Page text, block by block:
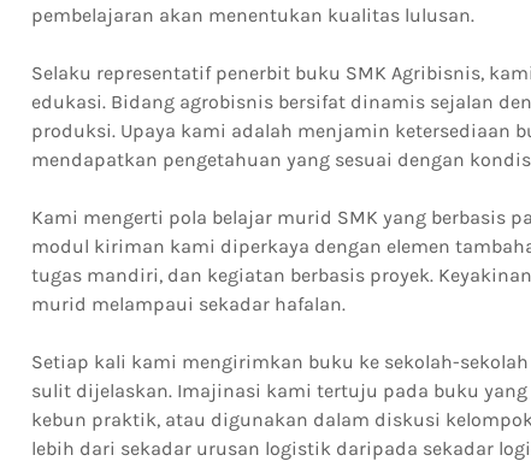
pembelajaran akan menentukan kualitas lulusan.
Selaku representatif penerbit buku SMK Agribisnis,
edukasi. Bidang agrobisnis bersifat dinamis sejalan
produksi. Upaya kami adalah menjamin ketersediaan
mendapatkan pengetahuan yang sesuai dengan
Kami mengerti pola belajar murid SMK yang berbasis
modul kiriman kami diperkaya dengan elemen
tugas mandiri, dan kegiatan berbasis proyek.
murid melampaui sekadar hafalan.
Setiap kali kami mengirimkan buku ke sekolah-
sulit dijelaskan. Imajinasi kami tertuju pada buku
kebun praktik, atau digunakan dalam diskusi
lebih dari sekadar urusan logistik daripada sekadar